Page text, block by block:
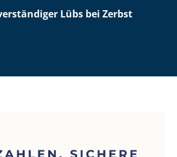
Lübs bei Zerbst